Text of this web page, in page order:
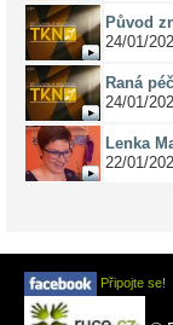
Původ
24/01/
Raná
24/01/
Lenka
22/01/
Připojte se!